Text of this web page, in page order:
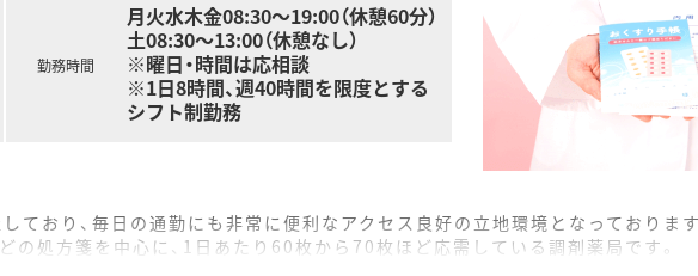
勤務時間
月火水木金08:30～19:00（休憩60分）
土08:30～13:00（休憩なし）
※曜日・時間は応相談
※1日8時間、週40時間を限度とする
シフト制勤務
おり、毎日の通勤にも非常に便利なアクセス良好の立地環境となっております
処方箋を中心に、1日あたり60枚から70枚ほど応需している調剤薬局です。